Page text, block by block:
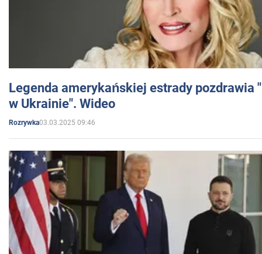
Legenda amerykańskiej estrady pozdrawia
w Ukrainie". Wideo
Rozrywka03.03.2025 09:46